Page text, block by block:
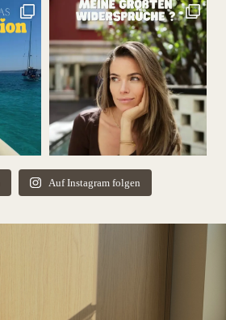
Auf Instagram folgen